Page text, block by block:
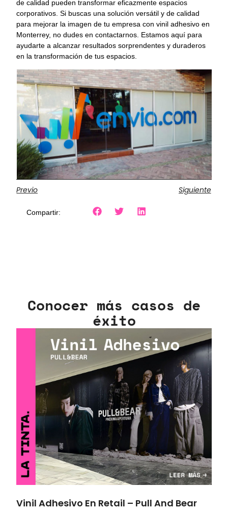
de calidad pueden transformar eficazmente espacios
corporativos. Si buscas una solución versátil y de calidad
para mejorar la imagen de tu empresa con vinil adhesivo en
Monterrey, no dudes en contactarnos. Estamos aquí para
ayudarte a alcanzar resultados sorprendentes y duraderos
en la transformación de tus espacios.
Previo Siguiente
Compartir:
Conocer más casos de
éxito
Vinil Adhesivo En Retail – Pull And Bear